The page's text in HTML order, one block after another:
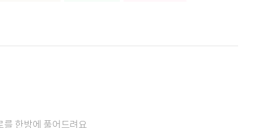
한방에 풀어드려요